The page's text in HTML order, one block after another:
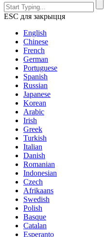
ESC для закрыцця
English
Chinese
French
German
Portuguese
Spanish
Russian
Japanese
Korean
Arabic
Irish
Greek
Turkish
Italian
Danish
Romanian
Indonesian
Czech
Afrikaans
Swedish
Polish
Basque
Catalan
Esperanto